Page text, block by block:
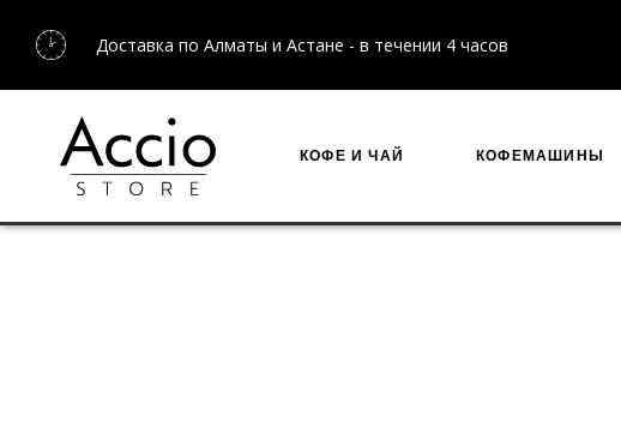
Бесплатная доставка по Казахстану для заказов от 25 000 тенге
КОФЕ И ЧАЙ КОФЕМАШИНЫ